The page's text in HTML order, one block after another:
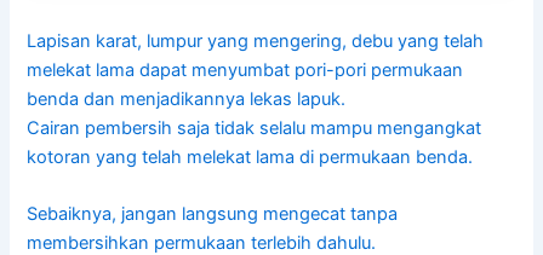
Lapisan karat, lumpur yang mengering, debu yang telah
melekat lama dapat menyumbat pori-pori permukaan
benda dan menjadikannya lekas lapuk.
Cairan pembersih saja tidak selalu mampu mengangkat
kotoran yang telah melekat lama di permukaan benda.
Sebaiknya, jangan langsung mengecat tanpa
membersihkan permukaan terlebih dahulu.